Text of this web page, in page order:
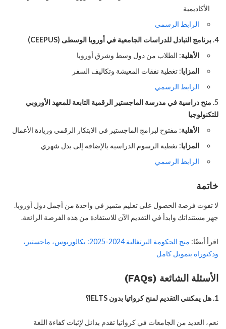
الأكاديمية
الرابط الرسمي
برنامج التبادل للدراسات الجامعية في أوروبا الوسطى (CEEPUS)
الأهلية: الطلاب من دول وسط وشرق أوروبا
المزايا: تغطية نفقات المعيشة وتكاليف السفر
الرابط الرسمي
منح دراسية في مدرسة الماجستير الرقمية التابعة للمعهد الأوروبي
للتكنولوجيا
الأهلية: مفتوح لبرامج الماجستير في الابتكار الرقمي وريادة الأعمال
المزايا: تغطية الرسوم الدراسية بالإضافة إلى بدل شهري
الرابط الرسمي
خاتمة
لا تفوت فرصة الحصول على تعليم متميز في واحدة من أجمل دول أوروبا.
جهز مستنداتك وابدأ في التقديم الآن للاستفادة من هذه الفرصة الرائعة.
اقرأ أيضًا:
منح الحكومة البرتغالية 2024-2025: بكالوريوس، ماجستير،
ودكتوراه بتمويل كامل
الأسئلة الشائعة (FAQs)
1. هل يمكنني التقديم لمنح كرواتيا بدون IELTS؟
نعم، العديد من الجامعات في كرواتيا تقدم بدائل لإثبات كفاءة اللغة